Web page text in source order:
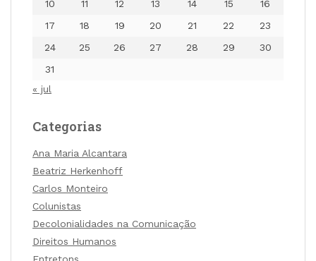
10
11 12 13 14 15
16
17
18 19 20 21 22
23
24
25 26 27 28 29
30
31
« jul
Categorias
Ana Maria Alcantara
Beatriz Herkenhoff
Carlos Monteiro
Colunistas
Decolonialidades na Comunicação
Direitos Humanos